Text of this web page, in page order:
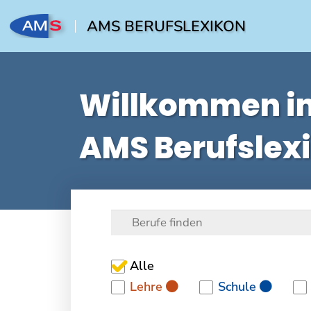
AMS BERUFSLEXIKON
Willkommen
AMS
Alle
Lehre
Schule